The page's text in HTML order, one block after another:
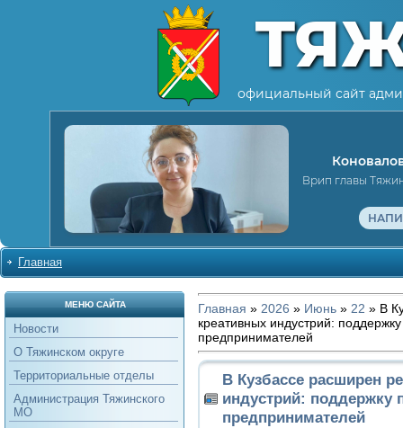
официальный сайт
Врип главы
Главная
МЕНЮ САЙТА
Новости
О Тяжинском округе
Территориальные отделы
Администрация Тяжинского
МО
Главная » 2026 » Июнь » 22 » В
креативных индустрий:
предпринимателей
В Кузбассе расширен
индустрий: поддержку
предпринимателей